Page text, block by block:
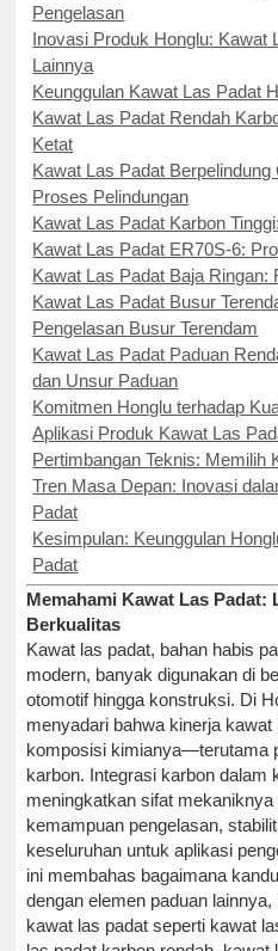
Pengelasan
Inovasi Produk Honglu: Kawat
Lainnya
Keunggulan Kawat Las Padat
Kawat Las Padat Rendah
Ketat
Kawat Las Padat
Proses Pelindungan
Kawat Las Padat Karbon
Kawat Las Padat ER70S-6:
Kawat Las Padat Baja Ringan:
Kawat Las Padat Busur
Pengelasan Busur Terendam
Kawat Las Padat Paduan
dan Unsur Paduan
Komitmen Honglu terhadap
Aplikasi Produk Kawat Las
Pertimbangan Teknis: Memilih
Tren Masa Depan: Inovasi
Padat
Kesimpulan: Keunggulan
Padat
Memahami Kawat Las Padat:
Berkualitas
Kawat las padat, bahan habis
modern, banyak digunakan di
otomotif hingga konstruksi. Di
menyadari bahwa kinerja
komposisi kimianya—terutama
karbon. Integrasi karbon dalam
meningkatkan sifat
kemampuan pengelasan,
keseluruhan untuk aplikasi
ini membahas bagaimana
dengan elemen paduan
kawat las padat seperti kawat